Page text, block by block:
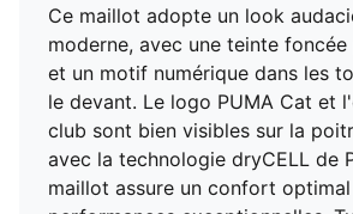
Ce maillot adopte un look
moderne, avec une teinte
et un motif numérique dans les
le devant. Le logo PUMA Cat et
club sont bien visibles sur la
avec la technologie dryCELL de
maillot assure un confort